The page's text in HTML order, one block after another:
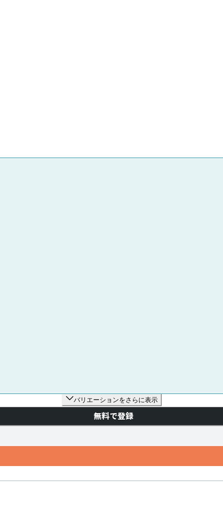
バリエーションをさらに表示
無料で登録